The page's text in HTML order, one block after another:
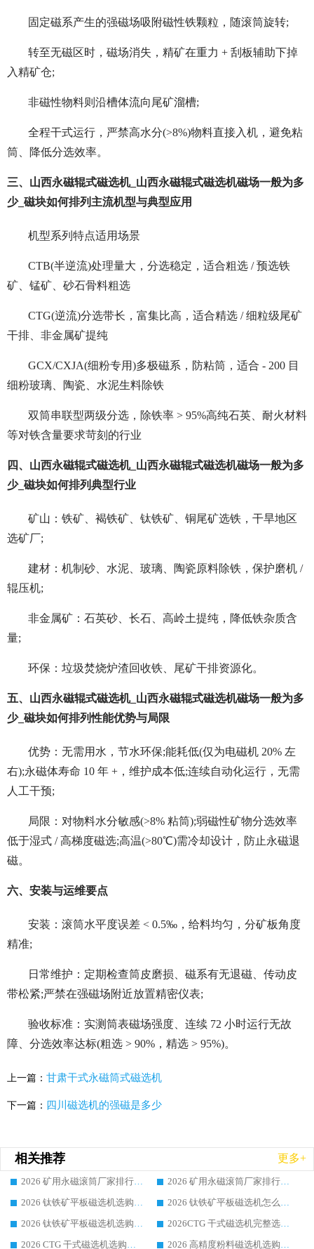
固定磁系产生的强磁场吸附磁性铁颗粒，随滚筒旋转;
转至无磁区时，磁场消失，精矿在重力 + 刮板辅助下掉
入精矿仓;
非磁性物料则沿槽体流向尾矿溜槽;
全程干式运行，严禁高水分(>8%)物料直接入机，避免粘
筒、降低分选效率。
三、山西永磁辊式磁选机_山西永磁辊式磁选机磁场一般为多
少_磁块如何排列主流机型与典型应用
机型系列特点适用场景
CTB(半逆流)处理量大，分选稳定，适合粗选 / 预选铁
矿、锰矿、砂石骨料粗选
CTG(逆流)分选带长，富集比高，适合精选 / 细粒级尾矿
干排、非金属矿提纯
GCX/CXJA(细粉专用)多极磁系，防粘筒，适合 - 200 目
细粉玻璃、陶瓷、水泥生料除铁
双筒串联型两级分选，除铁率 > 95%高纯石英、耐火材料
等对铁含量要求苛刻的行业
四、山西永磁辊式磁选机_山西永磁辊式磁选机磁场一般为多
少_磁块如何排列典型行业
矿山：铁矿、褐铁矿、钛铁矿、铜尾矿选铁，干旱地区
选矿厂;
建材：机制砂、水泥、玻璃、陶瓷原料除铁，保护磨机 /
辊压机;
非金属矿：石英砂、长石、高岭土提纯，降低铁杂质含
量;
环保：垃圾焚烧炉渣回收铁、尾矿干排资源化。
五、山西永磁辊式磁选机_山西永磁辊式磁选机磁场一般为多
少_磁块如何排列性能优势与局限
优势：无需用水，节水环保;能耗低(仅为电磁机 20% 左
右);永磁体寿命 10 年 +，维护成本低;连续自动化运行，无需
人工干预;
局限：对物料水分敏感(>8% 粘筒);弱磁性矿物分选效率
低于湿式 / 高梯度磁选;高温(>80℃)需冷却设计，防止永磁退
磁。
六、安装与运维要点
安装：滚筒水平度误差 < 0.5‰，给料均匀，分矿板角度
精准;
日常维护：定期检查筒皮磨损、磁系有无退磁、传动皮
带松紧;严禁在强磁场附近放置精密仪表;
验收标准：实测筒表磁场强度、连续 72 小时运行无故
障、分选效率达标(粗选 > 90%，精选 > 95%)。
上一篇： 甘肃干式永磁筒式磁选机
下一篇： 四川磁选机的强磁是多少
相关推荐 更多+
2026 矿用永磁滚筒厂家排行榜选购干货指南 行业口碑标杆华体会手机网页版-华体会(中国) 实力出众
2026 矿用永磁滚筒厂家排行榜选购指南，行业口碑领域强者华体会手机网页版-华体会(中国)
2026 钛铁矿平板磁选机选购全攻略 市场公认优质品牌厂家实力排行榜
2026 钛铁矿平板磁选机怎么选 靠谱生产企业实力排行榜选购参考攻略
2026 钛铁矿平板磁选机选购指南 行业口碑优选品牌生产企业实力排行榜
2026CTG 干式磁选机完整选购指南 行业口碑顶尖靠谱生产龙头厂家实力推荐
2026 CTG 干式磁选机选购指南|行业口碑靠谱生产厂家领域强者推荐
2026 高精度粉料磁选机选购全攻略 行业优质品牌华体会手机网页版-华体会(中国) 实力深度解析